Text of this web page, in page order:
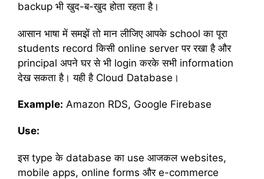
backup भी खुद-ब-खुद होता रहता है।
आसान भाषा में समझें तो मान लीजिए आपके school का पूरा
students record किसी online server पर रखा है और
principal अपने घर से भी login करके सभी information
देख सकता है। यही है Cloud Database।
Example: Amazon RDS, Google Firebase
Use:
इस type के database का use आजकल websites,
mobile apps, online forms और e-commerce